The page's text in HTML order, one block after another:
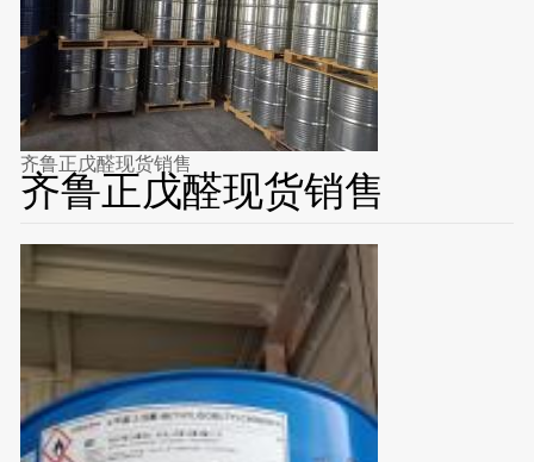
齐鲁正戊醛现货销售
齐鲁正戊醛现货销售